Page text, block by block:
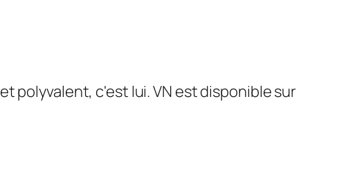
polyvalent, c'est lui. VN est disponible sur